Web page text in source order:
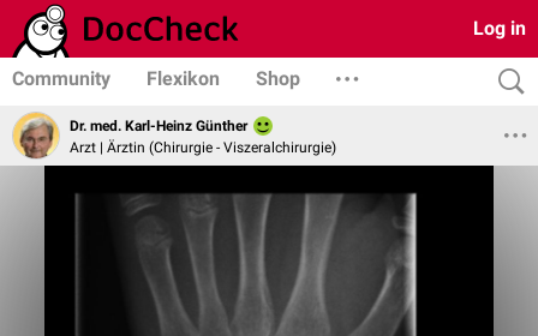
Log in
Community Flexikon Shop
Dr. med. Karl-Heinz Günther
Arzt | Ärztin (Chirurgie - Viszeralchirurgie)